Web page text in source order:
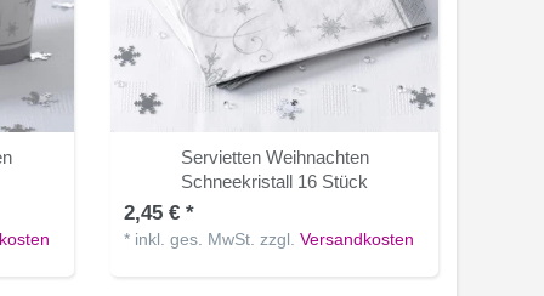
Servietten Weihnachten
Schneekristall 16 Stück
2,45 € *
* inkl. ges. MwSt. zzgl.Versandkosten